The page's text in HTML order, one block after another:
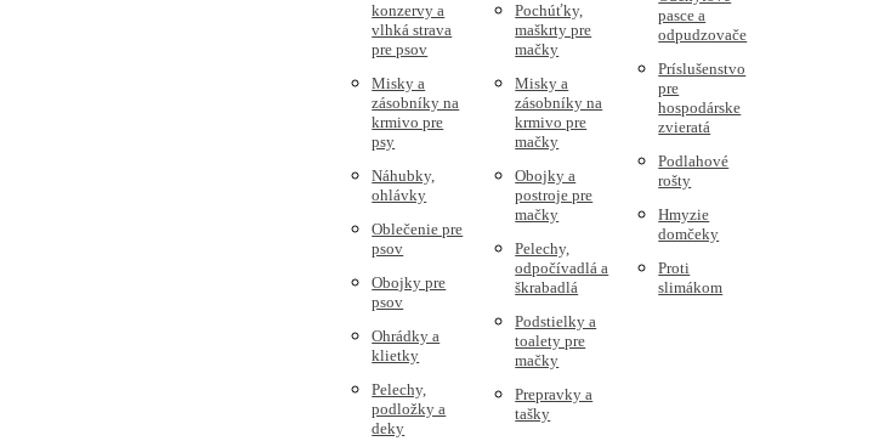
konzervy a
vlhká strava
pre psov
Misky a
zásobníky na
krmivo pre
psy
Náhubky,
ohlávky
Oblečenie pre
psov
Obojky pre
psov
Ohrádky a
klietky
Pelechy,
podložky a
deky
Pochúťky,
maškrty pre
mačky
Misky a
zásobníky na
krmivo pre
mačky
Obojky a
postroje pre
mačky
Pelechy,
odpočívadlá a
škrabadlá
Podstielky a
toalety pre
mačky
Prepravky a
tašky
pasce a
odpudzovače
Príslušenstvo
pre
hospodárske
zvieratá
Podlahové
rošty
Hmyzie
domčeky
Proti
slimákom